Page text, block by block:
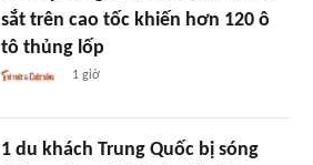
sắt trên cao tốc khiến hơn 120 ô
tô thủng lốp
1 giờ
1 du khách Trung Quốc bị sóng